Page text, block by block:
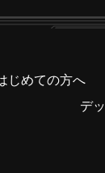
じめての方へ
デ